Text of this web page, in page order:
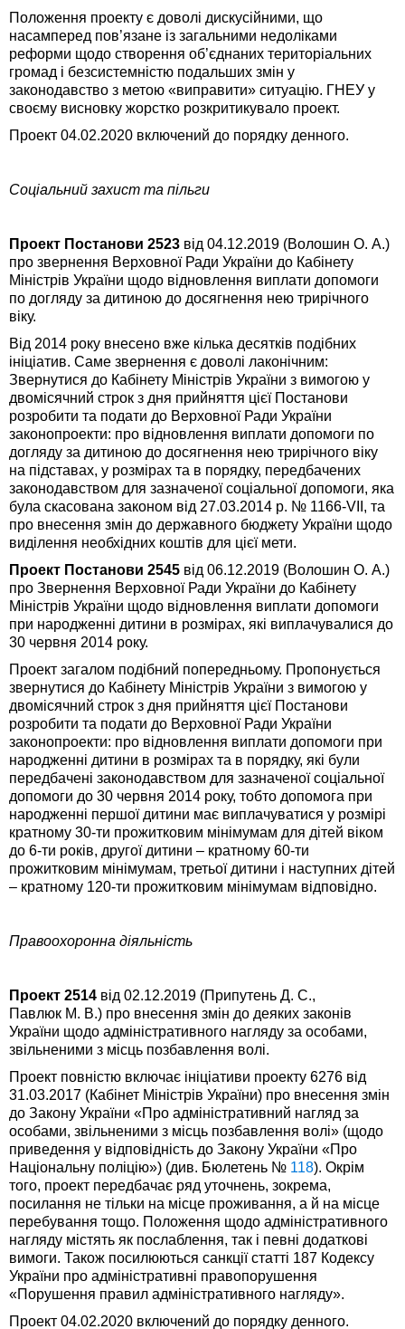
Положення проекту є доволі дискусійними, що
насамперед пов’язане із загальними недоліками
реформи щодо створення об’єднаних територіальних
громад і безсистемністю подальших змін у
законодавство з метою «виправити» ситуацію. ГНЕУ у
своєму висновку жорстко розкритикувало проект.
Проект 04.02.2020 включений до порядку денного.
Соціальний захист та пільги
Проект Постанови 2523 від 04.12.2019 (Волошин О. А.)
про звернення Верховної Ради України до Кабінету
Міністрів України щодо відновлення виплати допомоги
по догляду за дитиною до досягнення нею трирічного
віку.
Від 2014 року внесено вже кілька десятків подібних
ініціатив. Саме звернення є доволі лаконічним:
Звернутися до Кабінету Міністрів України з вимогою у
двомісячний строк з дня прийняття цієї Постанови
розробити та подати до Верховної Ради України
законопроекти: про відновлення виплати допомоги по
догляду за дитиною до досягнення нею трирічного віку
на підставах, у розмірах та в порядку, передбачених
законодавством для зазначеної соціальної допомоги, яка
була скасована законом від 27.03.2014 р. № 1166-VII, та
про внесення змін до державного бюджету України щодо
виділення необхідних коштів для цієї мети.
Проект Постанови 2545 від 06.12.2019 (Волошин О. А.)
про Звернення Верховної Ради України до Кабінету
Міністрів України щодо відновлення виплати допомоги
при народженні дитини в розмірах, які виплачувалися до
30 червня 2014 року.
Проект загалом подібний попередньому. Пропонується
звернутися до Кабінету Міністрів України з вимогою у
двомісячний строк з дня прийняття цієї Постанови
розробити та подати до Верховної Ради України
законопроекти: про відновлення виплати допомоги при
народженні дитини в розмірах та в порядку, які були
передбачені законодавством для зазначеної соціальної
допомоги до 30 червня 2014 року, тобто допомога при
народженні першої дитини має виплачуватися у розмірі
кратному 30-ти прожитковим мінімумам для дітей віком
до 6-ти років, другої дитини – кратному 60-ти
прожитковим мінімумам, третьої дитини і наступних дітей
– кратному 120-ти прожитковим мінімумам відповідно.
Правоохоронна діяльність
Проект 2514 від 02.12.2019 (Припутень Д. С.,
Павлюк М. В.) про внесення змін до деяких законів
України щодо адміністративного нагляду за особами,
звільненими з місць позбавлення волі.
Проект повністю включає ініціативи проекту 6276 від
31.03.2017 (Кабінет Міністрів України) про внесення змін
до Закону України «Про адміністративний нагляд за
особами, звільненими з місць позбавлення волі» (щодо
приведення у відповідність до Закону України «Про
Національну поліцію») (див. Бюлетень № 118). Окрім
того, проект передбачає ряд уточнень, зокрема,
посилання не тільки на місце проживання, а й на місце
перебування тощо. Положення щодо адміністративного
нагляду містять як послаблення, так і певні додаткові
вимоги. Також посилюються санкції статті 187 Кодексу
України про адміністративні правопорушення
«Порушення правил адміністративного нагляду».
Проект 04.02.2020 включений до порядку денного.